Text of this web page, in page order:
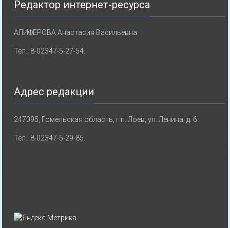
Редактор интернет-ресурса
АЛИФЕРОВА Анастасия Васильевна
Тел.: 8-02347-5-27-54.
Адрес редакции
247095, Гомельская область, г.п. Лоев, ул. Ленина, д. 6.
Тел.: 8-02347-5-29-85.